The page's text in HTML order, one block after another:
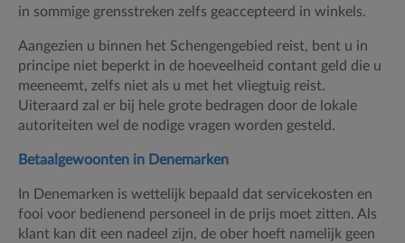
in sommige grensstreken zelfs geaccepteerd in winkels.
Aangezien u binnen het Schengengebied reist, bent u in
principe niet beperkt in de hoeveelheid contant geld die u
meeneemt, zelfs niet als u met het vliegtuig reist.
Uiteraard zal er bij hele grote bedragen door de lokale
autoriteiten wel de nodige vragen worden gesteld.
Betaalgewoonten in Denemarken
In Denemarken is wettelijk bepaald dat servicekosten en
fooi voor bedienend personeel in de prijs moet zitten. Als
klant kan dit een nadeel zijn, de ober hoeft namelijk geen